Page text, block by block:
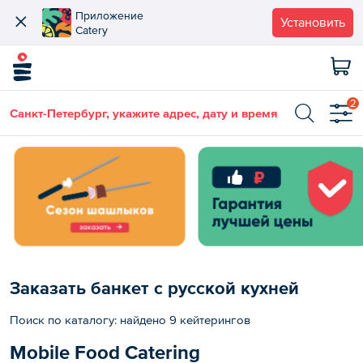
Приложение
Catery
Установить
Санкт-Петербург, укажите адрес, дату и время
2
Заказать банкет с русской кухней
Поиск по каталогу: найдено 9 кейтерингов
Mobile Food Catering